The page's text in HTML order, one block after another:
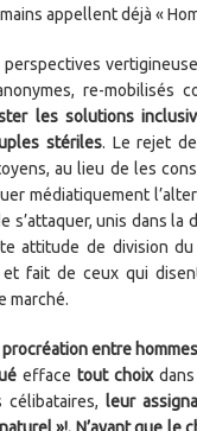
appellent déjà «
re-mobilisés
les solutions
stériles. Le rejet
au lieu de les
médiatiquement
s’attaquer, unis dans la
attitude de division
fait de ceux qui
marché.
entre
efface tout choix
leur